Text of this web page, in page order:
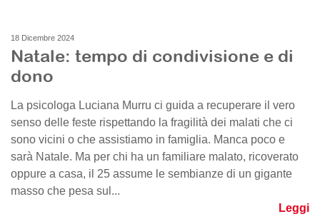
18 Dicembre 2024
Natale: tempo di condivisione e di
dono
La psicologa Luciana Murru ci guida a recuperare il vero
senso delle feste rispettando la fragilità dei malati che ci
sono vicini o che assistiamo in famiglia. Manca poco e
sarà Natale. Ma per chi ha un familiare malato, ricoverato
oppure a casa, il 25 assume le sembianze di un gigante
masso che pesa sul...
Leggi